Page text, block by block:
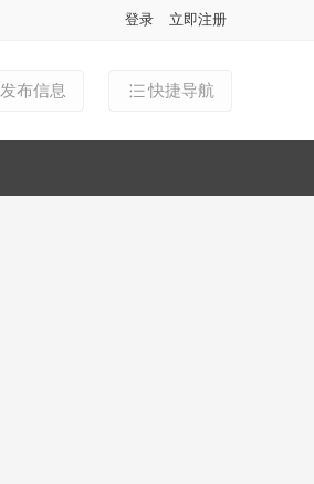
登录 立即注册
快捷导航
发布信息